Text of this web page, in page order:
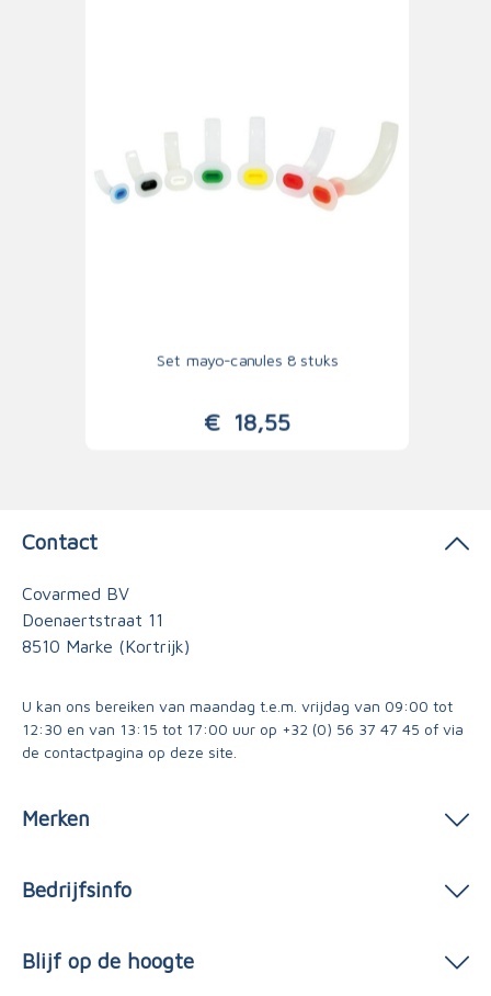
Set mayo-canules 8 stuks
€18,55
Contact
Covarmed BV
Doenaertstraat 11
8510 Marke (Kortrijk)
U kan ons bereiken van maandag t.e.m. vrijdag van 09:00 tot
12:30 en van 13:15 tot 17:00 uur op +32 (0) 56 37 47 45 of via
de contactpagina op deze site.
Merken
Bedrijfsinfo
Blijf op de hoogte